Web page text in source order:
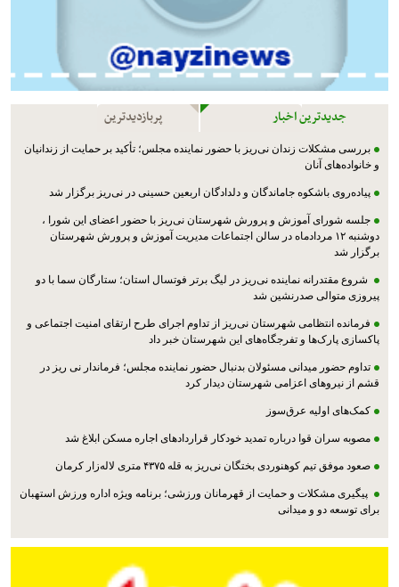
جدیدترین اخبار پربازدیدترین
بررسی مشکلات زندان نی‌ریز با حضور نماینده مجلس؛ تأکید بر حمایت از زندانیان
و خانواده‌های آنان
پیاده‌روی باشکوه جاماندگان و دلدادگان اربعین حسینی در نی‌ریز برگزار شد
جلسه شورای آموزش و پرورش شهرستان نی‌ریز با حضور اعضای این شورا ،
دوشنبه ۱۲ مردادماه در سالن اجتماعات مدیریت آموزش و پرورش شهرستان
برگزار شد
شروع مقتدرانه نماینده نی‌ریز در لیگ برتر فوتسال استان؛ ستارگان سما با دو
پیروزی متوالی صدرنشین شد
فرمانده انتظامی شهرستان نی‌ریز از تداوم اجرای طرح ارتقای امنیت اجتماعی و
پاکسازی پارک‌ها و تفرجگاه‌های این شهرستان خبر داد
تداوم حضور میدانی مسئولان بدنبال حضور نماینده مجلس؛ فرماندار نی ریز در
قشم از نیروهای اعزامی شهرستان دیدار کرد
کمک‌های اولیه عرق‌سوز
مصوبه سران قوا درباره تمدید خودکار قراردادهای اجاره مسکن ابلاغ شد
صعود موفق تیم کوهنوردی بختگان نی‌ریز به قله ۴۳۷۵ متری لاله‌زار کرمان
پیگیری مشکلات و حمایت از قهرمانان ورزشی؛ برنامه ویژه اداره ورزش استهبان
برای توسعه دو و میدانی